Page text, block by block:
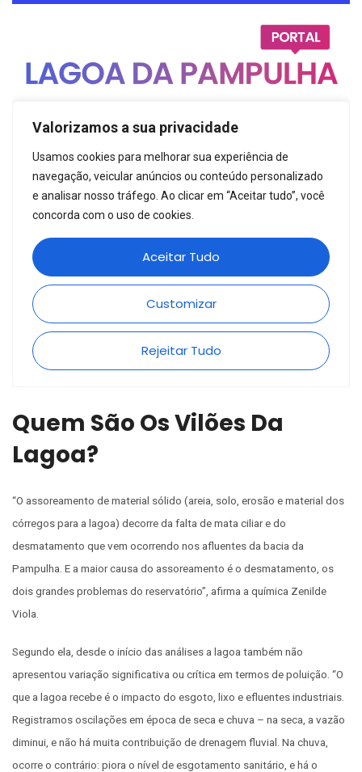
Quem São Os Vilões Da
Lagoa?
“O assoreamento de material sólido (areia, solo, erosão e material dos
córregos para a lagoa) decorre da falta de mata ciliar e do
desmatamento que vem ocorrendo nos afluentes da bacia da
Pampulha. E a maior causa do assoreamento é o desmatamento, os
dois grandes problemas do reservatório”, afirma a química Zenilde
Viola.
Segundo ela, desde o início das análises a lagoa também não
apresentou variação significativa ou crítica em termos de poluição. “O
que a lagoa recebe é o impacto do esgoto, lixo e efluentes industriais.
Registramos oscilações em época de seca e chuva – na seca, a vazão
diminui, e não há muita contribuição de drenagem fluvial. Na chuva,
ocorre o contrário: piora o nível de esgotamento sanitário, e há o